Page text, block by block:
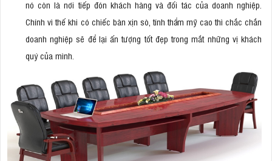
nó còn là nơi tiếp đón khách hàng và đối tác của doanh nghiệp.
Chính vì thế khi có chiếc bàn xịn sò, tính thẩm mỹ cao thì chắc chắn
doanh nghiệp sẽ để lại ấn tượng tốt đẹp trong mắt những vị khách
quý của mình.